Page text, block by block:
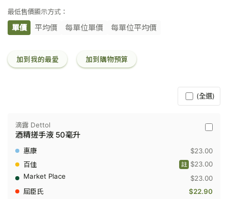
最低售價顯示方式：
單價 平均價 每單位單價 每單位平均價
加到我的最愛 加到購物預算
(全選)
滴
Dettol
-
酒
搓
手
液
滴露 Dettol
酒精搓手液 50毫升
$23.00
$23.00
註
$23.00
$22.90